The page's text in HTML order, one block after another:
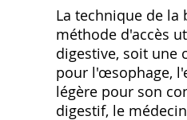
La technique de la
méthode d'accès
digestive‚ soit
pour l'œsophage‚
légère pour son
digestif‚ le